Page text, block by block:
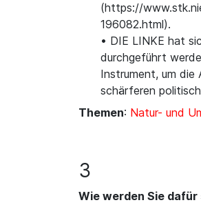
(https://
196082.html).
• DIE LINKE hat
durchgeführt
Instrument, um
schärferen
Themen: Natur- und
3
Wie werden Sie dafür